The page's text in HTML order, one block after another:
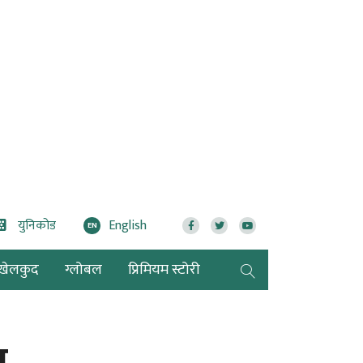
युनिकोड EN English
ग्लोबल प्रिमियम स्टोरी